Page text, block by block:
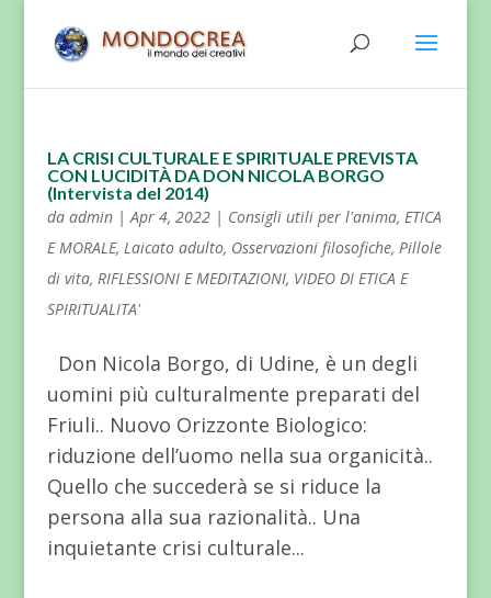
LA CRISI CULTURALE E SPIRITUALE PREVISTA
CON LUCIDITÀ DA DON NICOLA BORGO
(Intervista del 2014)
da admin|Apr 4, 2022| Consigli utili per l'anima, ETICA
E MORALE, Laicato adulto, Osservazioni filosofiche, Pillole
di vita, RIFLESSIONI E MEDITAZIONI, VIDEO DI ETICA E
SPIRITUALITA'
Don Nicola Borgo, di Udine, è un degli
uomini più culturalmente preparati del
Friuli.. Nuovo Orizzonte Biologico:
riduzione dell’uomo nella sua organicità..
Quello che succederà se si riduce la
persona alla sua razionalità.. Una
inquietante crisi culturale...